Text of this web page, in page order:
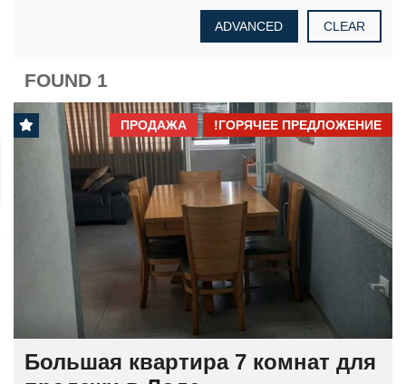
CLEAR
ADVANCED
1 FOUND
ГОРЯЧЕЕ ПРЕДЛОЖЕНИЕ!
ПРОДАЖА
Большая квартира 7 комнат для